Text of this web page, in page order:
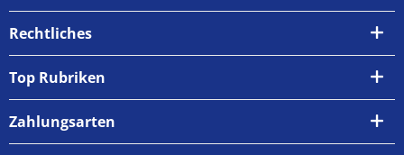
Über uns
Zahlungsarten
Versand & Abholung
Rechtliches
AGB
Widerrufsrecht
Top Rubriken
Zahlungsarten